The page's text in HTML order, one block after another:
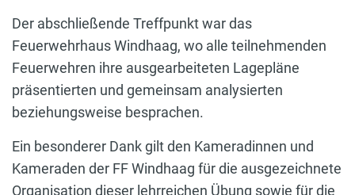
Der abschließende Treffpunkt war das
Feuerwehrhaus Windhaag, wo alle teilnehmenden
Feuerwehren ihre ausgearbeiteten Lagepläne
präsentierten und gemeinsam analysierten
beziehungsweise besprachen.
Ein besonderer Dank gilt den Kameradinnen und
Kameraden der FF Windhaag für die ausgezeichnete
Organisation dieser lehrreichen Übung sowie für die